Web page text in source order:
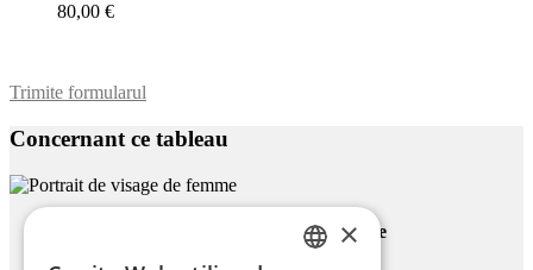
80,00 €
Trimite formularul
Concernant ce tableau
Portrait De Visage De Femme
×